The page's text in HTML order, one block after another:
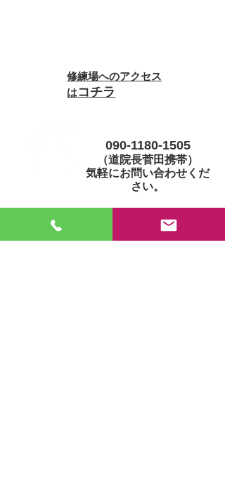
修練場へのアクセス
はコチラ
090-1180-1505
（道院長菅田携帯）
気軽にお問い合わせくだ
さい。